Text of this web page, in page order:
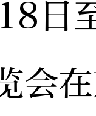
日
会